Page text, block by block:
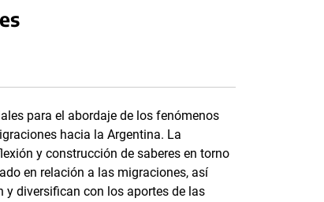
para el abordaje de los fenómenos
hacia la Argentina. La
y construcción de saberes en torno
en relación a las migraciones, así
y diversifican con los aportes de las